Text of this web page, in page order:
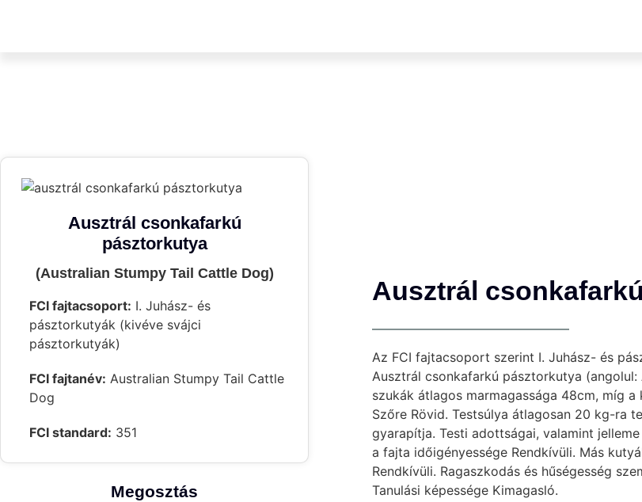
Ausztrál csonkafarkú
pásztorkutya
(Australian Stumpy Tail Cattle Dog)
FCI fajtacsoport: I. Juhász- és
pásztorkutyák (kivéve svájci
pásztorkutyák)
FCI fajtanév: Australian Stumpy Tail Cattle
Dog
FCI standard: 351
Megosztás
Ausztrál
Az FCI fajtacsoport szerint I. Juhász- és
Ausztrál csonkafarkú pásztorkutya
szukák átlagos marmagassága 48cm, míg
Szőre Rövid. Testsúlya átlagosan 20 kg-ra
gyarapítja. Testi adottságai, valamint
a fajta időigényessége Rendkívüli. Más
Rendkívüli. Ragaszkodás és hűségesség
Tanulási képessége Kimagasló.